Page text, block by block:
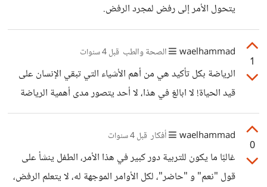
يتحول الأمر إلى رفض لمجرد الرفض.
1
waelhammad الصحة والطب قبل 4 سنوات
الرياضة بكل تأكيد هي من أهم الأشياء التي تبقي الإنسان على
قيد الحياة! لا ابالغ في هذا، لا أحد يتصور مدى أهمية الرياضة
في تفريغ الهم والكبت، وتخفيف ضغوط الحياة، وأنا من هؤلاء
الناس، الرياضى أنقذت حياتي في فترة ما، ليس بسبب ما تقدمه
على الجانب البدني والنفسي فقط، بل كل جوانب الحياة، عند
ممارسة الرياضة تجد أنك تستطيع العمل بشكل جيد، والمذاكرة
0
waelhammad أفكار قبل 4 سنوات
غالبًا ما يكون للتربية دور كبير في هذا الأمر، الطفل ينشأ على
قول "نعم" و "حاضر"، لكل الأوامر الموجهة له، لا يتعلم الرفض،